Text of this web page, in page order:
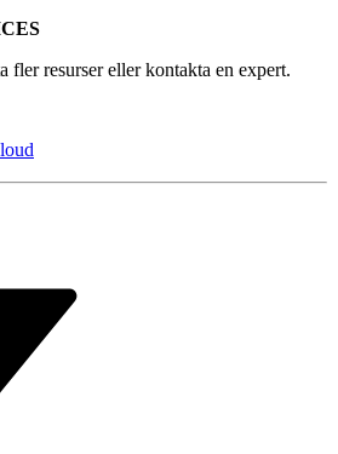
Rensa alla Klart
fler resurser eller kontakta en expert.